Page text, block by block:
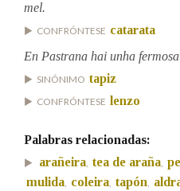
Na fraseoloxía
Marcas gramaticais
mel.
CONFRÓNTESE catarata
En Pastrana hai unha
SINÓNIMO tapiz
CONFRÓNTESE lenzo
Palabras relacionadas:
arañeira, tea de araña,
mulida, coleira, tapón,